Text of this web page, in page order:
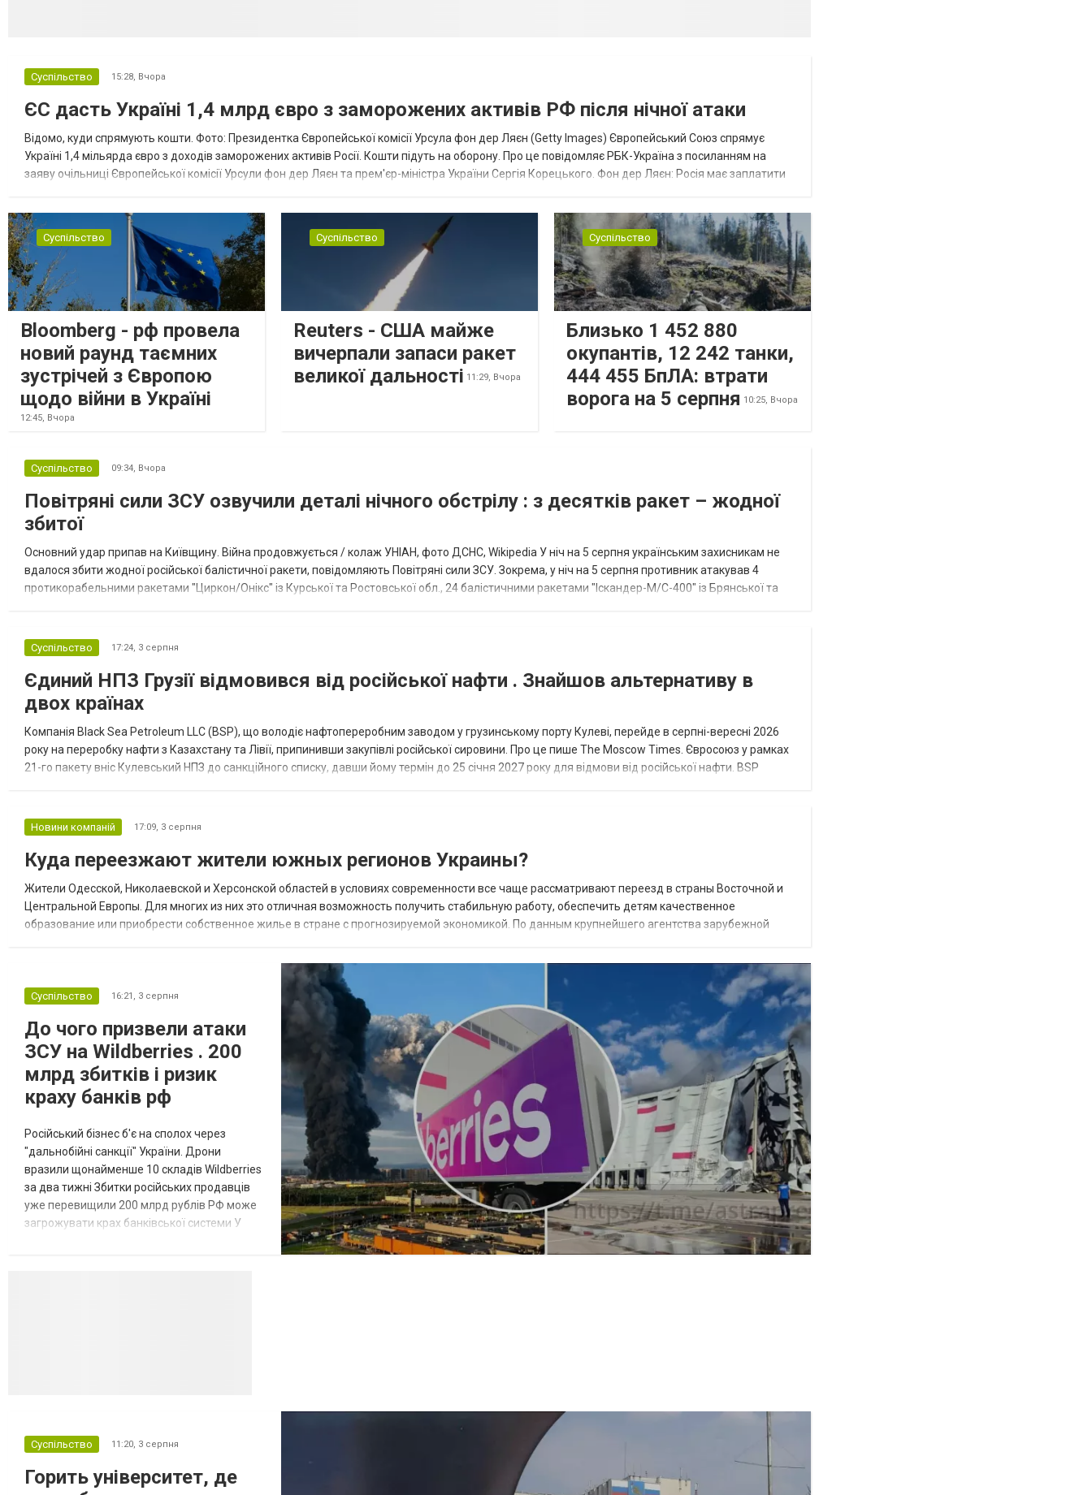
Суспільство 15:28, Вчора
ЄС дасть Україні 1,4 млрд євро з заморожених активів РФ після нічної атаки
Відомо, куди спрямують кошти. Фото: Президентка Європейської комісії Урсула фон дер Ляєн (Getty Images) Європейський Союз спрямує
Україні 1,4 мільярда євро з доходів заморожених активів Росії. Кошти підуть на оборону. Про це повідомляє РБК-Україна з посиланням на
заяву очільниці Європейської комісії Урсули фон дер Ляєн та прем'єр-міністра України Сергія Корецького. Фон дер Ляєн: Росія має заплатити
Суспільство
Bloomberg - рф провела
новий раунд таємних
зустрічей з Європою
щодо війни в Україні
12:45, Вчора
Суспільство
Reuters - США майже
вичерпали запаси ракет
великої дальності 11:29, Вчора
Суспільство
Близько 1 452 880
окупантів, 12 242 танки,
444 455 БпЛА: втрати
ворога на 5 серпня 10:25, Вчора
Суспільство 09:34, Вчора
Повітряні сили ЗСУ озвучили деталі нічного обстрілу : з десятків ракет – жодної
збитої
Основний удар припав на Київщину. Війна продовжується / колаж УНІАН, фото ДСНС, Wikipedia У ніч на 5 серпня українським захисникам не
вдалося збити жодної російської балістичної ракети, повідомляють Повітряні сили ЗСУ. Зокрема, у ніч на 5 серпня противник атакував 4
протикорабельними ракетами "Циркон/Онікс" із Курської та Ростовської обл., 24 балістичними ракетами "Іскандер-М/С-400" із Брянської та
Суспільство 17:24, 3 серпня
Єдиний НПЗ Грузії відмовився від російської нафти . Знайшов альтернативу в
двох країнах
Компанія Black Sea Petroleum LLC (BSP), що володіє нафтопереробним заводом у грузинському порту Кулеві, перейде в серпні-вересні 2026
року на переробку нафти з Казахстану та Лівії, припинивши закупівлі російської сировини. Про це пише The Moscow Times. Євросоюз у рамках
21-го пакету вніс Кулевський НПЗ до санкційного списку, давши йому термін до 25 січня 2027 року для відмови від російської нафти. BSP
Новини компаній 17:09, 3 серпня
Куда переезжают жители южных регионов Украины?
Жители Одесской, Николаевской и Херсонской областей в условиях современности все чаще рассматривают переезд в страны Восточной и
Центральной Европы. Для многих из них это отличная возможность получить стабильную работу, обеспечить детям качественное
образование или приобрести собственное жилье в стране с прогнозируемой экономикой. По данным крупнейшего агентства зарубежной
Суспільство 16:21, 3 серпня
До чого призвели атаки
ЗСУ на Wildberries . 200
млрд збитків і ризик
краху банків рф
Російський бізнес б'є на сполох через
"дальнобійні санкції" України. Дрони
вразили щонайменше 10 складів Wildberries
за два тижні Збитки російських продавців
уже перевищили 200 млрд рублів РФ може
загрожувати крах банківської системи У
Суспільство 11:20, 3 серпня
Горить університет, де